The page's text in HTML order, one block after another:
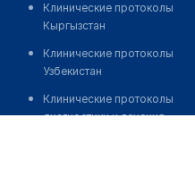
Клинические протоколы
Кыргызстан
Клинические протоколы
Узбекистан
Клинические протоколы
диагностики и лечения